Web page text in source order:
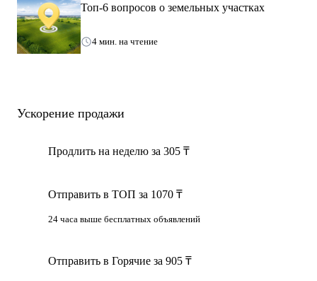
Топ-6 вопросов о земельных участках
4 мин. на чтение
Ускорение продажи
Продлить на неделю за 305 ₸
Отправить в ТОП за 1070 ₸
24 часа выше бесплатных объявлений
Отправить в Горячие за 905 ₸